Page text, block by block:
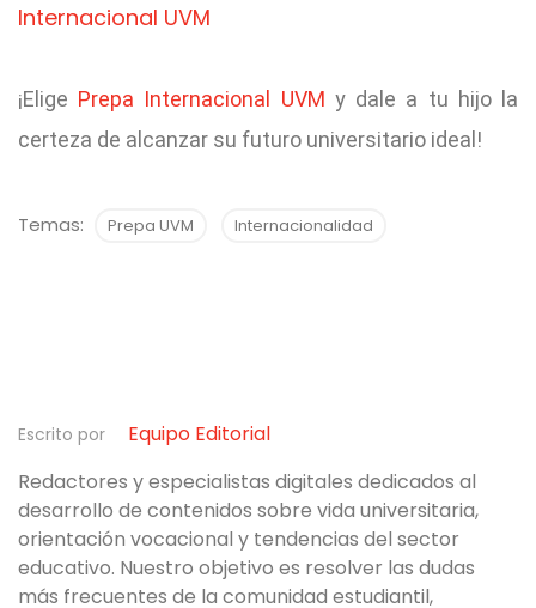
Internacional UVM
¡Elige Prepa Internacional UVM y dale a tu hijo la
certeza de alcanzar su futuro universitario ideal!
Temas: Prepa UVM Internacionalidad
Escrito por
Equipo Editorial
Redactores y especialistas digitales dedicados al
desarrollo de contenidos sobre vida universitaria,
orientación vocacional y tendencias del sector
educativo. Nuestro objetivo es resolver las dudas
más frecuentes de la comunidad estudiantil,